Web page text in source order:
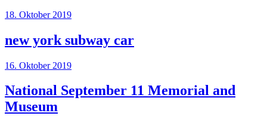
18. Oktober 2019
new york subway car
16. Oktober 2019
National September 11 Memorial and
Museum